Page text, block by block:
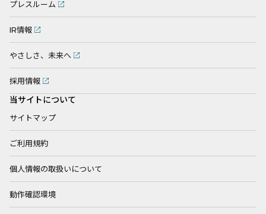
プレスルーム
IR情報
やさしさ、未来へ
採用情報
当サイトについて
サイトマップ
ご利用規約
個人情報の取扱いについて
動作確認環境